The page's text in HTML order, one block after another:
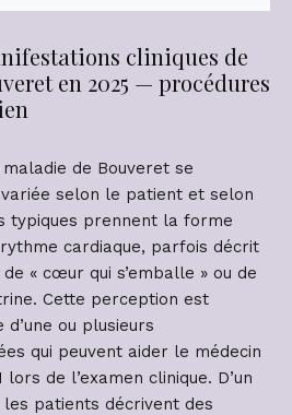
cliniques de
en 2025 — procédures
de Bouveret se
selon le patient et selon
typiques prennent la forme
cardiaque, parfois décrit
« cœur qui s’emballe » ou de
Cette perception est
ou plusieurs
qui peuvent aider le médecin
de l’examen clinique. D’un
patients décrivent des